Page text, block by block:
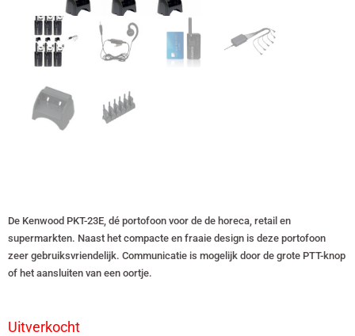
De Kenwood PKT-23E, dé portofoon voor de de horeca, retail en
supermarkten. Naast het compacte en fraaie design is deze portofoon
zeer gebruiksvriendelijk. Communicatie is mogelijk door de grote PTT-knop
of het aansluiten van een oortje.
Uitverkocht